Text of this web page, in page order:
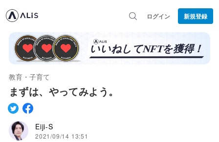
ログイン 新規登録
教育・子育て
まずは、やってみよう。
Eiji-S
2021/09/14 13:51